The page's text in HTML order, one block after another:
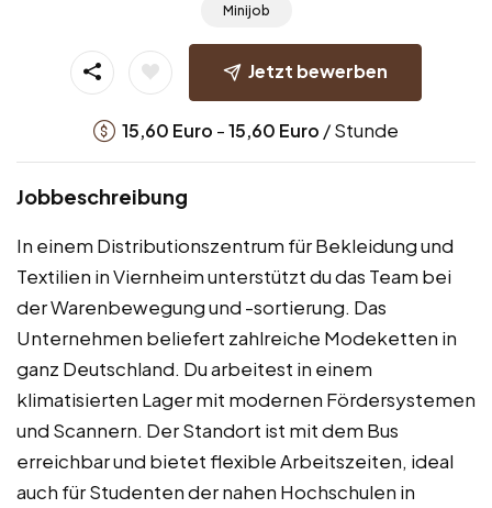
Minijob
Jetzt bewerben
15,60 Euro -15,60 Euro / Stunde
Jobbeschreibung
In einem Distributionszentrum für Bekleidung und
Textilien in Viernheim unterstützt du das Team bei
der Warenbewegung und -sortierung. Das
Unternehmen beliefert zahlreiche Modeketten in
ganz Deutschland. Du arbeitest in einem
klimatisierten Lager mit modernen Fördersystemen
und Scannern. Der Standort ist mit dem Bus
erreichbar und bietet flexible Arbeitszeiten, ideal
auch für Studenten der nahen Hochschulen in